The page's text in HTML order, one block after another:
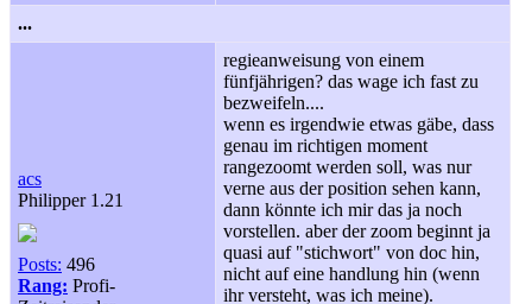
...
acs
Philipper 1.21
Posts: 496
Rang: Profi-
regieanweisung von einem
fünfjährigen? das wage ich fast zu
bezweifeln....
wenn es irgendwie etwas gäbe, dass
genau im richtigen moment
rangezoomt werden soll, was nur
verne aus der position sehen kann,
dann könnte ich mir das ja noch
vorstellen. aber der zoom beginnt ja
quasi auf "stichwort" von doc hin,
nicht auf eine handlung hin (wenn
ihr versteht, was ich meine).